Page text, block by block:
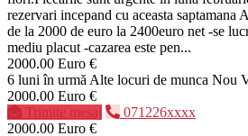
rezervari incepand cu aceasta saptamana
de la 2000 de euro la 2400euro net -se
mediu placut -cazarea este pen...
2000.00 Euro €
6 luni în urmă Alte locuri de munca Nou
2000.00 Euro €
Trimite mesaj
071226xxxx
2000.00 Euro €